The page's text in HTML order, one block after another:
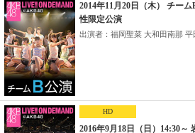
2014年11月20日（木） チー
性限定公演
出演者：福岡聖菜 大和田南那 平
HD
2016年9月18日（日）14:30～